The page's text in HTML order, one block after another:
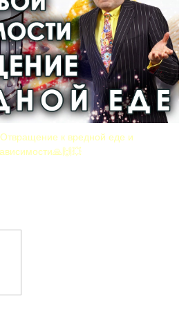
к вредной еде и